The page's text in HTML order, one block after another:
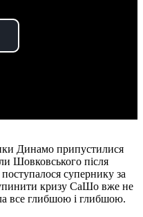
Динамо припустилися
Шовковського після
супернику за
кризу СаШо вже не
все глибшою і глибшою.